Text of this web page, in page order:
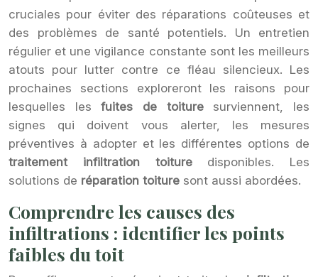
cruciales pour éviter des réparations coûteuses et
des problèmes de santé potentiels. Un entretien
régulier et une vigilance constante sont les meilleurs
atouts pour lutter contre ce fléau silencieux. Les
prochaines sections exploreront les raisons pour
lesquelles lesfuites de toiture surviennent, les
signes qui doivent vous alerter, les mesures
préventives à adopter et les différentes options de
traitement infiltration toiture disponibles. Les
solutions de réparation toiture sont aussi abordées.
Comprendre les causes des
infiltrations : identifier les points
faibles du toit